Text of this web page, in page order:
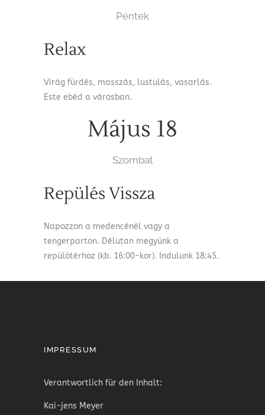
Péntek
Relax
Virág fürdés, masszás, lustulás, vasarlás.
Este ebéd a városban.
Május 18
Szombat
Repülés Vissza
Napozzon a medencénél vagy a
tengerparton. Délutan megyünk a
repülötérhoz (kb. 16:00-kor). Indulunk 18:45.
IMPRESSUM
Verantwortlich für den Inhalt:
Kai-jens Meyer